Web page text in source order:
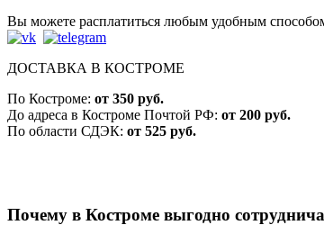
Вы можете расплатиться любым удобным
ДОСТАВКА В КОСТРОМЕ
По Костроме: от 350 руб.
До адреса в Костроме Почтой РФ: от 200 руб.
По области СДЭК: от 525 руб.
Почему в Костроме выгодно